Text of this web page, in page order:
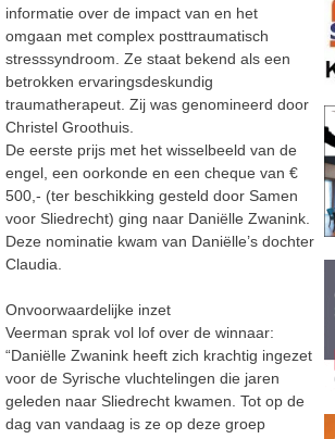
informatie over de impact van en het
omgaan met complex posttraumatisch
stresssyndroom. Ze staat bekend als een
betrokken ervaringsdeskundig
traumatherapeut. Zij was genomineerd door
Christel Groothuis.
De eerste prijs met het wisselbeeld van de
engel, een oorkonde en een cheque van €
500,- (ter beschikking gesteld door Samen
voor Sliedrecht) ging naar Daniëlle Zwanink.
Deze nominatie kwam van Daniëlle’s dochter
Claudia.
Onvoorwaardelijke inzet
Veerman sprak vol lof over de winnaar:
“Daniëlle Zwanink heeft zich krachtig ingezet
voor de Syrische vluchtelingen die jaren
geleden naar Sliedrecht kwamen. Tot op de
dag van vandaag is ze op deze groep